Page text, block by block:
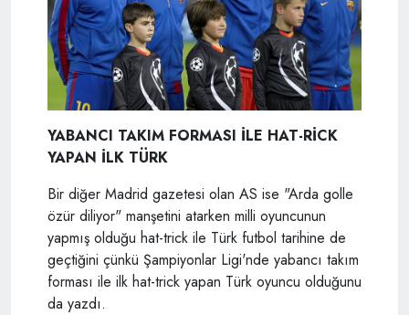
YABANCI TAKIM FORMASI İLE HAT-RİCK
YAPAN İLK TÜRK
Bir diğer Madrid gazetesi olan AS ise "Arda golle
özür diliyor" manşetini atarken milli oyuncunun
yapmış olduğu hat-trick ile Türk futbol tarihine de
geçtiğini çünkü Şampiyonlar Ligi'nde yabancı takım
forması ile ilk hat-trick yapan Türk oyuncu olduğunu
da yazdı.